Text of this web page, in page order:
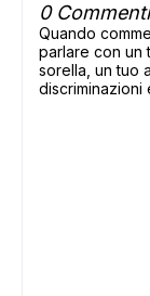
0 Commenti
Quando
parlare con un
sorella, un tuo
discriminazioni